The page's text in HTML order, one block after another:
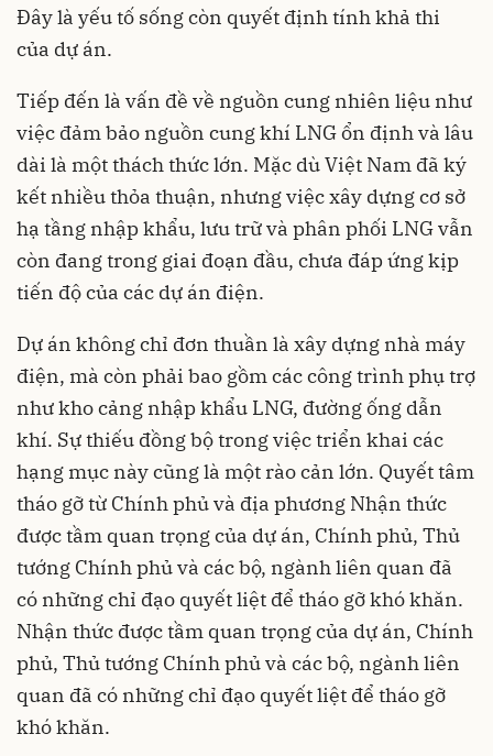
Đây là yếu tố sống còn quyết định tính khả thi
của dự án.
Tiếp đến là vấn đề về nguồn cung nhiên liệu như
việc đảm bảo nguồn cung khí LNG ổn định và lâu
dài là một thách thức lớn. Mặc dù Việt Nam đã ký
kết nhiều thỏa thuận, nhưng việc xây dựng cơ sở
hạ tầng nhập khẩu, lưu trữ và phân phối LNG vẫn
còn đang trong giai đoạn đầu, chưa đáp ứng kịp
tiến độ của các dự án điện.
Dự án không chỉ đơn thuần là xây dựng nhà máy
điện, mà còn phải bao gồm các công trình phụ trợ
như kho cảng nhập khẩu LNG, đường ống dẫn
khí. Sự thiếu đồng bộ trong việc triển khai các
hạng mục này cũng là một rào cản lớn. Quyết tâm
tháo gỡ từ Chính phủ và địa phương Nhận thức
được tầm quan trọng của dự án, Chính phủ, Thủ
tướng Chính phủ và các bộ, ngành liên quan đã
có những chỉ đạo quyết liệt để tháo gỡ khó khăn.
Nhận thức được tầm quan trọng của dự án, Chính
phủ, Thủ tướng Chính phủ và các bộ, ngành liên
quan đã có những chỉ đạo quyết liệt để tháo gỡ
khó khăn.